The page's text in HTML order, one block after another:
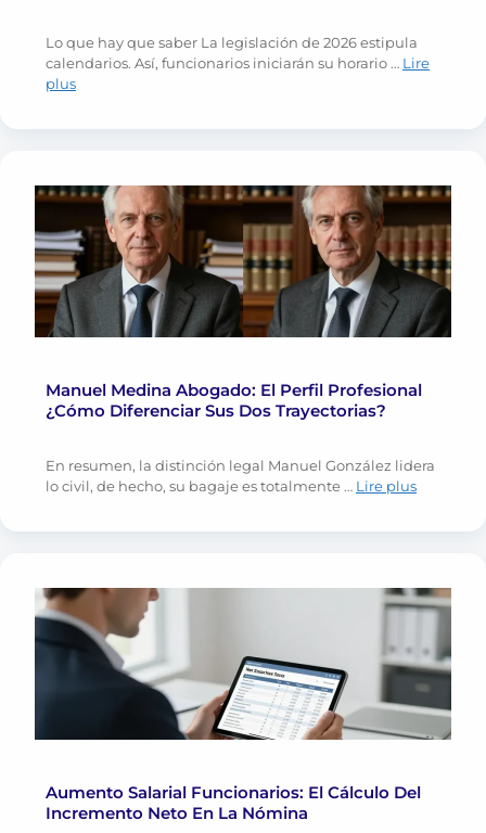
Lo que hay que saber La legislación de 2026 estipula
calendarios. Así, funcionarios iniciarán su horario … Lire
plus
Manuel Medina Abogado: El Perfil Profesional
¿Cómo Diferenciar Sus Dos Trayectorias?
En resumen, la distinción legal Manuel González lidera
lo civil, de hecho, su bagaje es totalmente … Lire plus
Aumento Salarial Funcionarios: El Cálculo Del
Incremento Neto En La Nómina